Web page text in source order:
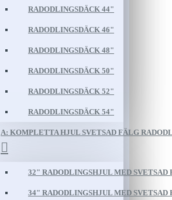
RADODLINGSDÄCK 44"
RADODLINGSDÄCK 46"
RADODLINGSDÄCK 48"
RADODLINGSDÄCK 50"
RADODLINGSDÄCK 52"
RADODLINGSDÄCK 54"
A: KOMPLETTA HJUL SVETSAD FÄLG
32" RADODLINGSHJUL MED SVETSAD
34" RADODLINGSHJUL MED SVETSAD